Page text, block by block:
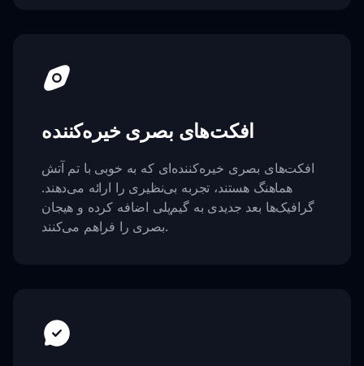
افکت‌های بصری خیره‌کننده
افکت‌های بصری خیره‌کننده‌ای که به خوبی با تم آتش
هماهنگ هستند، تجربه بی‌نظیری را ارائه می‌دهند.
گرافیک‌ها بعد جدیدی به گیم‌پلی اضافه کرده و هیجان
بصری را فراهم می‌کنند.